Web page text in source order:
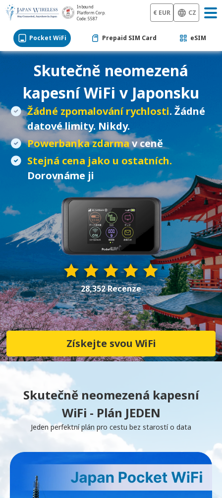
Inbound
Platform Corp.
Code: 5587
€ EUR CZ
Pocket WiFi Prepaid SIM Card eSIM
Skutečně neomezená
kapesní WiFi v Japonsku
Žádné zpomalování rychlosti. Žádné
datové limity. Nikdy.
Powerbanka zdarmav ceně
Stejná cena jako u ostatních.
Dorovnáme ji
28,352 Recenze
Získejte svou WiFi
Skutečně neomezená kapesní
WiFi - Plán JEDEN
Jeden perfektní plán pro cestu bez starostí o data